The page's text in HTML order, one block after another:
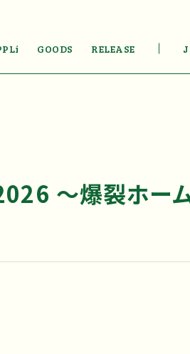
GOODS RELEASE
〜爆裂ホー